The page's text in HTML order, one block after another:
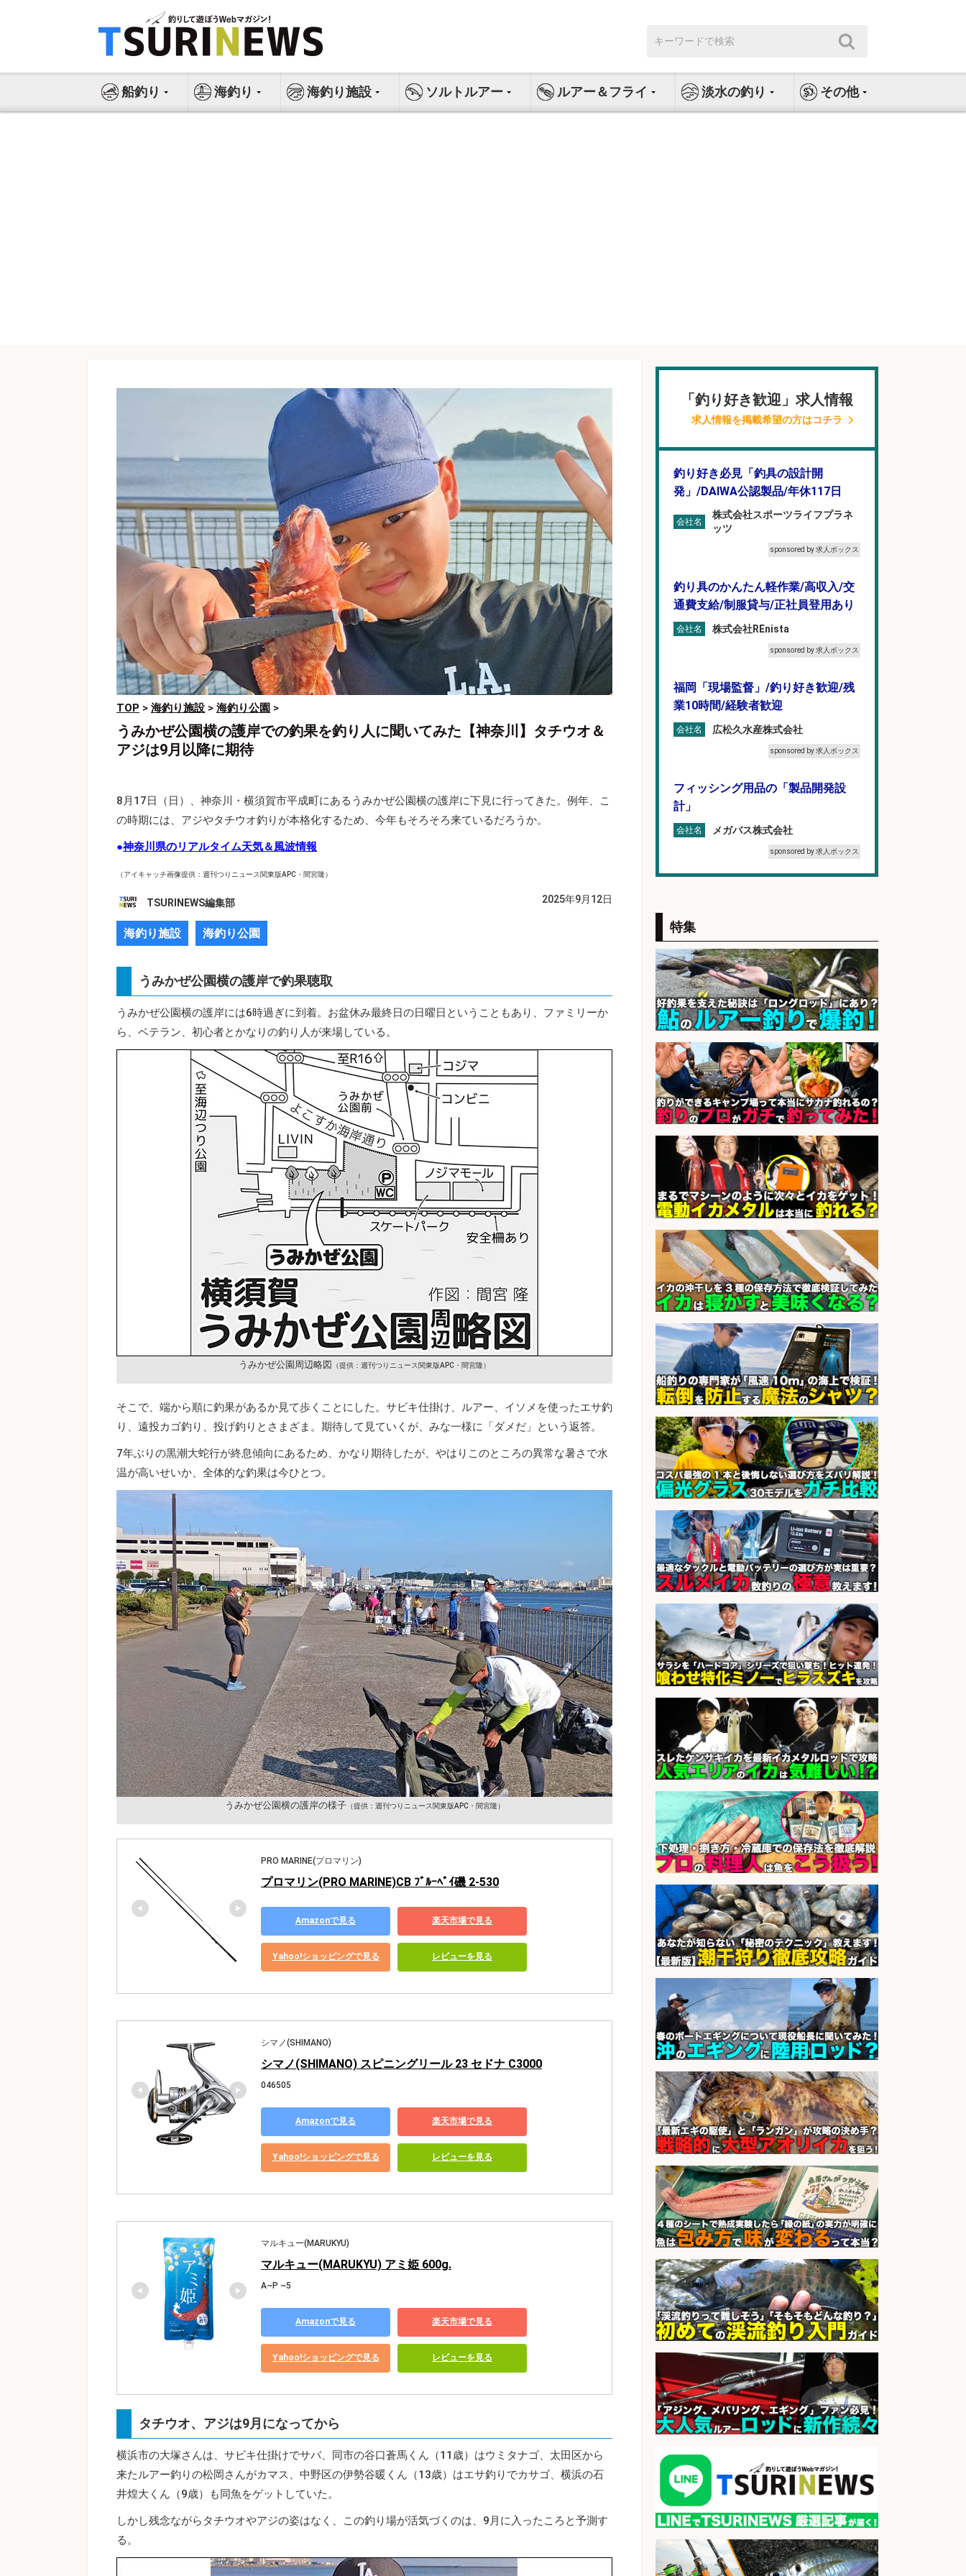
ス
索:
船釣り 海釣り 海釣り施設 ソルトルアー ルアー＆フライ 淡水の釣り その他
TOP > 海釣り施設 > 海釣り公園 >
うみかぜ公園横の護岸での釣果を釣り人に聞いてみた【神奈川】タチウオ＆
アジは9月以降に期待
8月17日（日）、神奈川・横須賀市平成町にあるうみかぜ公園横の護岸に下見に行ってきた。例年、こ
の時期には、アジやタチウオ釣りが本格化するため、今年もそろそろ来ているだろうか。
●神奈川県のリアルタイム天気＆風波情報
（アイキャッチ画像提供：週刊つりニュース関東版APC・間宮隆）
TSURINEWS編集部 2025年9月12日
海釣り施設 海釣り公園
うみかぜ公園横の護岸で釣果聴取
うみかぜ公園横の護岸には6時過ぎに到着。お盆休み最終日の日曜日ということもあり、ファミリーか
ら、ベテラン、初心者とかなりの釣り人が来場している。
うみかぜ公園周辺略図 （提供：週刊つりニュース関東版APC・間宮隆）
そこで、端から順に釣果があるか見て歩くことにした。サビキ仕掛け、ルアー、イソメを使ったエサ釣
り、遠投カゴ釣り、投げ釣りとさまざま。期待して見ていくが、みな一様に「ダメだ」という返答。
7年ぶりの黒潮大蛇行が終息傾向にあるため、かなり期待したが、やはりこのところの異常な暑さで水
温が高いせいか、全体的な釣果は今ひとつ。
うみかぜ公園横の護岸の様子（提供：週刊つりニュース関東版APC・間宮隆）
PRO MARINE(プロマリン)
プロマリン(PRO MARINE)CB ﾌﾞﾙｰﾍﾞｲ磯 2-530
Amazonで見る 楽天市場で見る
Yahoo!ショッピングで見る レビューを見る
シマノ(SHIMANO)
シマノ(SHIMANO) スピニングリール 23 セドナ C3000
046505
Amazonで見る 楽天市場で見る
Yahoo!ショッピングで見る レビューを見る
マルキュー(MARUKYU)
マルキュー(MARUKYU) アミ姫 600g.
A~P ~5
Amazonで見る 楽天市場で見る
Yahoo!ショッピングで見る レビューを見る
タチウオ、アジは9月になってから
横浜市の大塚さんは、サビキ仕掛けでサバ、同市の谷口蒼馬くん（11歳）はウミタナゴ、太田区から
来たルアー釣りの松岡さんがカマス、中野区の伊勢谷暖くん（13歳）はエサ釣りでカサゴ、横浜の石
井煌大くん（9歳）も同魚をゲットしていた。
しかし残念ながらタチウオやアジの姿はなく、この釣り場が活気づくのは、9月に入ったころと予測す
る。
「釣り好き歓迎」求人情報
求人情報を掲載希望の方はコチラ
釣り好き必見「釣具の設計開
発」/DAIWA公認製品/年休117日
会社名
株式会社スポーツライフプラネ
ッツ
sponsored by 求人ボックス
釣り具のかんたん軽作業/高収入/交
通費支給/制服貸与/正社員登用あり
会社名 株式会社REnista
sponsored by 求人ボックス
福岡「現場監督」/釣り好き歓迎/残
業10時間/経験者歓迎
会社名 広松久水産株式会社
sponsored by 求人ボックス
フィッシング用品の「製品開発設
計」
会社名 メガバス株式会社
sponsored by 求人ボックス
与/正社員登用あり
会社名 株式会社REnista
sponsored by 求人ボックス
倉庫での釣り用品の軽作業スタッ
フ/未経験歓迎/交通費支給/制服貸
与/正社員登用あり
会社名 株式会社REnista
sponsored by 求人ボックス
釣り具の部品製造、旋盤段取り、機
械作業
会社名 グローブライド株式会社
sponsored by 求人ボックス
日払いOKで即日収入/軽作業・物流
その他/「9月末までの短期」釣り具
のピッキング作業など/残業少なめ/
日勤&土日休み/未経験OK!
会社名
UTエージェント株式会社 関西第
sponsored by 求人ボックス
和食, 日本料理・懐石料理/店長・店
長候補/本物を知る大人の隠れ家!魚
補募集
会社名 酒場あらかぶ 酒場あらかぶ
sponsored by 求人ボックス
釣り具などの出荷作業～～/工場/製
造
会社名 UTグループ株式会社
sponsored by 求人ボックス
さらに求人情報を見る
特集